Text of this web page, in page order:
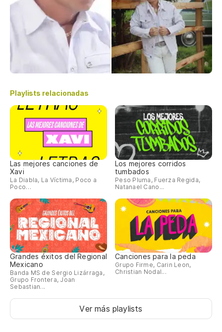
Playlists relacionadas
Las mejores canciones de
Xavi
La Diabla, La Víctima, Poco a
Poco…
Los mejores corridos
tumbados
Peso Pluma, Fuerza Regida,
Natanael Cano...
Grandes éxitos del Regional
Mexicano
Banda MS de Sergio Lizárraga,
Grupo Frontera, Joan
Sebastian...
Canciones para la peda
Grupo Firme, Carin Leon,
Christian Nodal...
Ver más playlists